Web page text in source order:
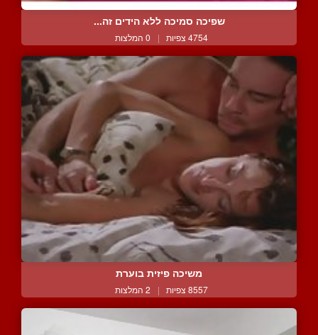
שפיכה סמיכה ללא הידים זה...
4754 צפיות | 0 המלצות
משיכה פיזית בוערת
8557 צפיות | 2 המלצות